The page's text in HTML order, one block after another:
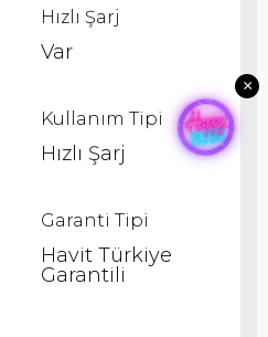
Hızlı Şarj
Var
Kullanım Tipi
Hızlı Şarj
Garanti Tipi
Havit Türkiye
Garantili
×